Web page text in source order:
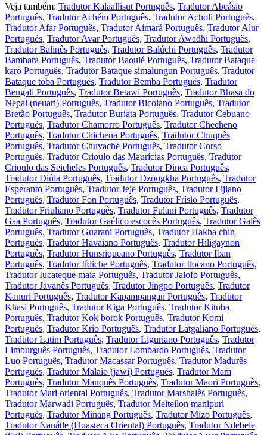
Veja também: Tradutor Kalaallisut Português, Tradutor Abcásio
Português, Tradutor Achém Português, Tradutor Acholi Português,
Tradutor Afar Português, Tradutor Aimará Português, Tradutor Alur
Português, Tradutor Avar Português, Tradutor Awadhi Português,
Tradutor Balinês Português, Tradutor Balúchi Português, Tradutor
Bambara Português, Tradutor Baoulé Português, Tradutor Bataque
karo Português, Tradutor Bataque simalungun Português, Tradutor
Bataque toba Português, Tradutor Bemba Português, Tradutor
Bengali Português, Tradutor Betawi Português, Tradutor Bhasa do
Nepal (neuari) Português, Tradutor Bicolano Português, Tradutor
Bretão Português, Tradutor Buriata Português, Tradutor Cebuano
Português, Tradutor Chamorro Português, Tradutor Checheno
Português, Tradutor Chicheua Português, Tradutor Chuquês
Português, Tradutor Chuvache Português, Tradutor Corso
Português, Tradutor Crioulo das Maurícias Português, Tradutor
Crioulo das Seicheles Português, Tradutor Dinca Português,
Tradutor Diúla Português, Tradutor Dzongkha Português, Tradutor
Esperanto Português, Tradutor Jeje Português, Tradutor Fijiano
Português, Tradutor Fon Português, Tradutor Frísio Português,
Tradutor Friuliano Português, Tradutor Fulani Português, Tradutor
Gaa Português, Tradutor Gaélico escocês Português, Tradutor Galês
Português, Tradutor Guarani Português, Tradutor Hakha chin
Português, Tradutor Havaiano Português, Tradutor Hiligaynon
Português, Tradutor Hunsriqueano Português, Tradutor Iban
Português, Tradutor Iídiche Português, Tradutor Ilocano Português,
Tradutor Iucateque maia Português, Tradutor Jalofo Português,
Tradutor Javanês Português, Tradutor Jingpo Português, Tradutor
Kanuri Português, Tradutor Kapampangan Português, Tradutor
Khasi Português, Tradutor Kiga Português, Tradutor Kituba
Português, Tradutor Kok borok Português, Tradutor Komi
Português, Tradutor Krio Português, Tradutor Latgaliano Português,
Tradutor Latim Português, Tradutor Liguriano Português, Tradutor
Limburguês Português, Tradutor Lombardo Português, Tradutor
Luo Português, Tradutor Macassar Português, Tradutor Madurês
Português, Tradutor Malaio (jawi) Português, Tradutor Mam
Português, Tradutor Manquês Português, Tradutor Maori Português,
Tradutor Mari oriental Português, Tradutor Marshalês Português,
Tradutor Marwadi Português, Tradutor Meiteilon manipuri
Português, Tradutor Minang Português, Tradutor Mizo Português,
Tradutor Nauátle (Huasteca Oriental) Português, Tradutor Ndebele